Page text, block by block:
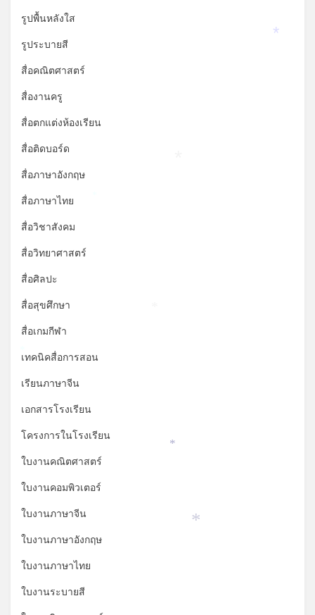
รูปพื้นหลังใส
รูประบายสี
สื่อคณิตศาสตร์
สื่องานครู
สื่อตกแต่งห้องเรียน
สื่อติดบอร์ด
สื่อภาษาอังกฤษ
สื่อภาษาไทย
สื่อวิชาสังคม
สื่อวิทยาศาสตร์
สื่อศิลปะ
สื่อสุขศึกษา
สื่อเกมกีฬา
เทคนิคสื่อการสอน
เรียนภาษาจีน
เอกสารโรงเรียน
โครงการในโรงเรียน
ใบงานคณิตศาสตร์
ใบงานคอมพิวเตอร์
ใบงานภาษาจีน
ใบงานภาษาอังกฤษ
ใบงานภาษาไทย
ใบงานระบายสี
*